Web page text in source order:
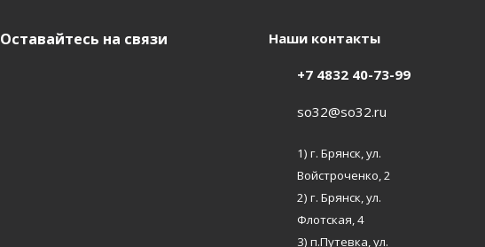
Оставайтесь на связи Наши контакты
+7 4832 40-73-99
so32@so32.ru
1) г. Брянск, ул.
Войстроченко, 2
2) г. Брянск, ул.
Флотская, 4
3) п.Путевка, ул.